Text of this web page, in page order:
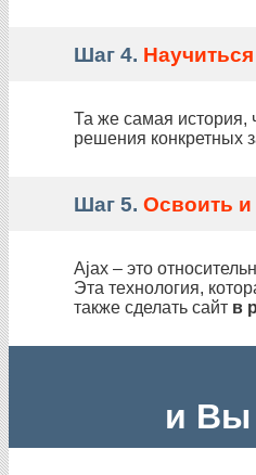
Шаг 4.
Та же самая история,
решения конкретных
Шаг 5. Освоить и
Ajax – это
Эта технология,
также сделать сайт в
и Вы